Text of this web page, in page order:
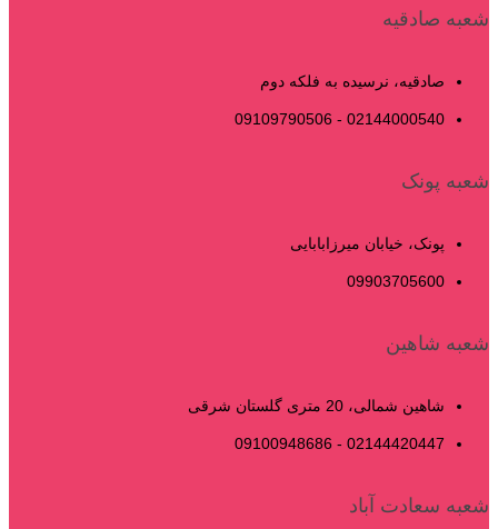
شعبه صادقیه
صادقیه، نرسیده به فلکه دوم
02144000540 - 09109790506
شعبه پونک
پونک، خیابان میرزابابایی
09903705600
شعبه شاهین
شاهین شمالی، 20 متری گلستان شرقی
02144420447 - 09100948686
شعبه سعادت آباد